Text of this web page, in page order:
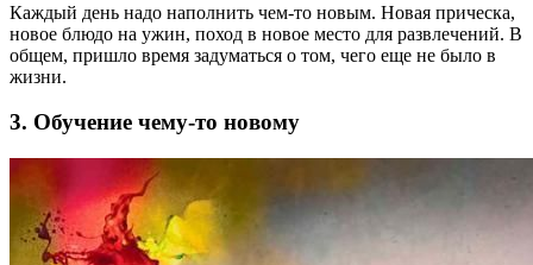
Каждый день надо наполнить чем-то новым. Новая прическа,
новое блюдо на ужин, поход в новое место для развлечений. В
общем, пришло время задуматься о том, чего еще не было в
жизни.
3. Обучение чему-то новому